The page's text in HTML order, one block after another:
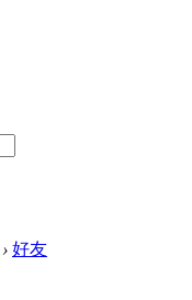
› 好友